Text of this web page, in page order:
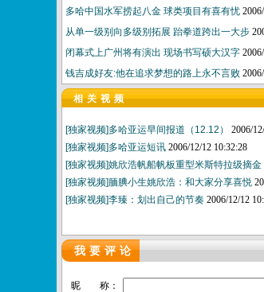
多哈中国水军捞起八金 球类项目有喜有忧
从单一级别向多级别拓展 跆拳道跨出一大步
闭幕式上广州将有演出 现场书写硕大汉字
钱吉成好友:他在追求梦想的路上永不言败
相关视频
[独家视频]多哈亚运早间报道（12.12） 2006/
[独家视频]多哈亚运短讯 2006/12/12 10:32:28
[独家视频]姚欣浩帆船帆板重型米斯特拉级摘金
[独家视频]腼腆小生姚欣浩：和大家分享喜悦
[独家视频]李臻：划出自己的节奏 2006/12/12
我要评论
昵 称：